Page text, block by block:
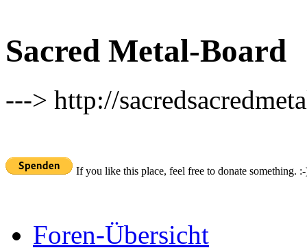
Sacred Metal-Board
---> http://
If you like this place, feel free to donate something.
Foren-Übersicht